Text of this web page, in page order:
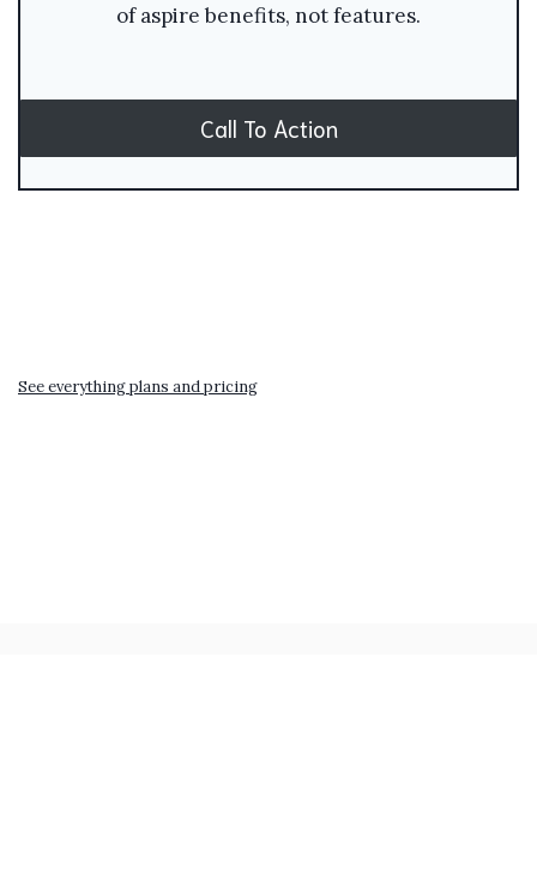
of aspire benefits, not features.
Call To Action
See everything plans and pricing